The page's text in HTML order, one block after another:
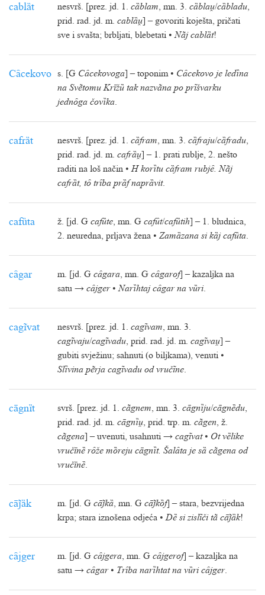
cablȁt nesvrš. [prez. jd. 1. cȁblam, mn. 3. cȁbla/cȁbladu,
prid. rad. jd. m. cablȁ ] – govoriti koješta, pričati
sve i svašta; brbljati, blebetati •Nãj cablȁt!
Cȃcekovo s. [G Cȃcekovoga ] – toponim • Cȃcekovo je ledȉna
na Svẽtomu Krīžȕ tak nazvãna po prĩšvarku
jednȏga čovȉka.
cafrȁt nesvrš. [prez. jd. 1. cȁfram, mn. 3. cȁfraju/cȁfradu,
prid. rad. jd. m. cafrȁ ] – 1. prati rublje, 2. nešto
raditi na loš način •H korȉtu cȁfram rubjȇ. Nãj
cafrȁt, tȏ trȋba prȁf naprȁvit.
cafȕta ž. [jd. G cafȕte, mn. G cafȗt/cafȕtih ] – 1. bludnica,
2. neuredna, prljava žena • Zamȁzana si kȁj cafȕta.
cȃgar m. [jd. G cȃgara, mn. G cȃgarof] – kazaljka na
satu → cȃjger•Narȉhtaj cȃgar na vȕri.
cagĩvat nesvrš. [prez. jd. 1. cagĩvam, mn. 3.
cagĩvaju/cagĩvadu, prid. rad. jd. m. cagĩva ] –
gubiti svježinu; sahnuti (o biljkama), venuti •
Slȉvina pẽrja cagĩvadu od vručĩne.
cāgnȉt svrš. [prez. jd. 1. cãgnem, mn. 3. cāgnȉju/cāgnȅdu,
prid. rad. jd. m. cāgnȉ, prid. trp. m. cãgen, ž.
cãgena ] – uvenuti, usahnuti → cagĩvat• Ot vȅlike
vručīnȅ rȏže mȍreju cāgnȉt. Šalȃta je sȁ cãgena od
vručīnȅ.
cāȁk m. [jd. G cākȁ, mn. G cākȍf] – stara, bezvrijedna
krpa; stara iznošena odjeća •Dȅ si zislĩči tã cāȁk!
cȃjger m. [jd. G cȃjgera, mn. G cȃjgerof] – kazaljka na
satu → cȃgar• Trȋba narȉhtat na vȕri cȃjger.